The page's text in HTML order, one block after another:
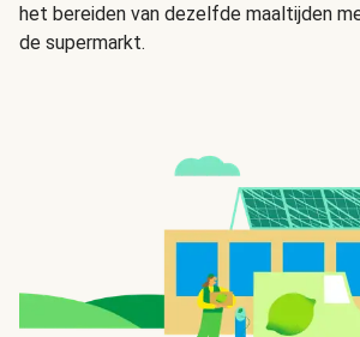
het bereiden van dezelfde maaltijden
de supermarkt.